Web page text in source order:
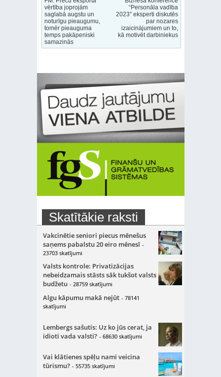
vērtība joprojām
saglabā augstu un
noturīgu pieaugumu,
tomēr pieauguma
temps pakāpeniski
samazinās
“Personāla vadība
2023” eksperti diskutēs
par nozares
izaicinājumiem un to,
kā motivēt darbiniekus
Skatītākie raksti
Vakcinētie seniori piecus mēnešus
saņems pabalstu 20 eiro mēnesī -
23703 skatījumi
Valsts kontrole: Privatizācijas
nebeidzamais stāsts sāk tukšot valsts
budžetu - 28759 skatījumi
Algu kāpumu makā nejūt - 78141
skatījumi
Lembergs sašutis: Uz ko jūs cerat, ja
idioti vada valsti? - 68630 skatījumi
Vai klātienes spēļu nami veicina
tūrismu? - 55735 skatījumi